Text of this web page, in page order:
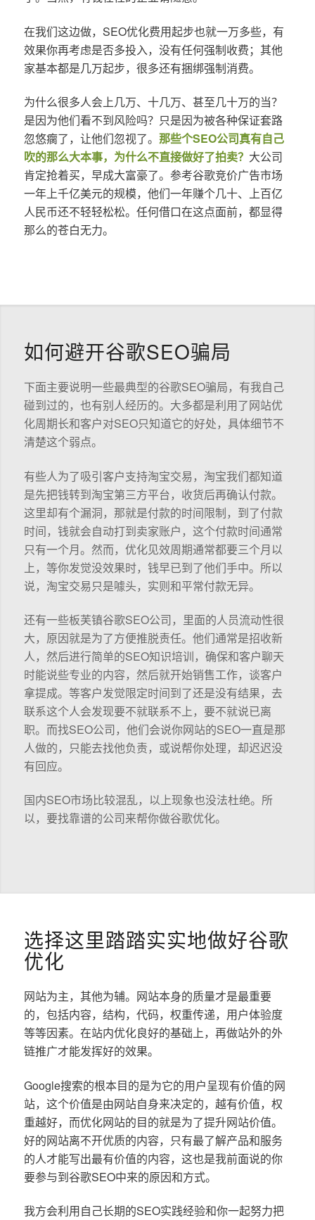
在我们这边做，SEO优化费用起步也就一万多些，有
效果你再考虑是否多投入，没有任何强制收费；其他
家基本都是几万起步，很多还有捆绑强制消费。
为什么很多人会上几万、十几万、甚至几十万的当？
是因为他们看不到风险吗？只是因为被各种保证套路
忽悠瘸了，让他们忽视了。 那些个SEO公司真有自己
吹的那么大本事，为什么不直接做好了拍卖？ 大公司
肯定抢着买，早成大富豪了。参考谷歌竞价广告市场
一年上千亿美元的规模，他们一年赚个几十、上百亿
人民币还不轻轻松松。任何借口在这点面前，都显得
那么的苍白无力。
如何避开谷歌SEO骗局
下面主要说明一些最典型的谷歌SEO骗局，有我自己
碰到过的，也有别人经历的。大多都是利用了网站优
化周期长和客户对SEO只知道它的好处，具体细节不
清楚这个弱点。
有些人为了吸引客户支持淘宝交易，淘宝我们都知道
是先把钱转到淘宝第三方平台，收货后再确认付款。
这里却有个漏洞，那就是付款的时间限制，到了付款
时间，钱就会自动打到卖家账户，这个付款时间通常
只有一个月。然而，优化见效周期通常都要三个月以
上，等你发觉没效果时，钱早已到了他们手中。所以
说，淘宝交易只是噱头，实则和平常付款无异。
还有一些板芙镇谷歌SEO公司，里面的人员流动性很
大，原因就是为了方便推脱责任。他们通常是招收新
人，然后进行简单的SEO知识培训，确保和客户聊天
时能说些专业的内容，然后就开始销售工作，谈客户
拿提成。等客户发觉限定时间到了还是没有结果，去
联系这个人会发现要不就联系不上，要不就说已离
职。而找SEO公司，他们会说你网站的SEO一直是那
人做的，只能去找他负责，或说帮你处理，却迟迟没
有回应。
国内SEO市场比较混乱，以上现象也没法杜绝。所
以，要找靠谱的公司来帮你做谷歌优化。
选择这里踏踏实实地做好谷歌
优化
网站为主，其他为辅。网站本身的质量才是最重要
的，包括内容，结构，代码，权重传递，用户体验度
等等因素。在站内优化良好的基础上，再做站外的外
链推广才能发挥好的效果。
Google搜索的根本目的是为它的用户呈现有价值的网
站，这个价值是由网站自身来决定的，越有价值，权
重越好，而优化网站的目的就是为了提升网站价值。
好的网站离不开优质的内容，只有最了解产品和服务
的人才能写出最有价值的内容，这也是我前面说的你
要参与到谷歌SEO中来的原因和方式。
我方会利用自己长期的SEO实践经验和你一起努力把